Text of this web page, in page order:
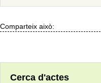
Comparteix això:
Cerca d'actes